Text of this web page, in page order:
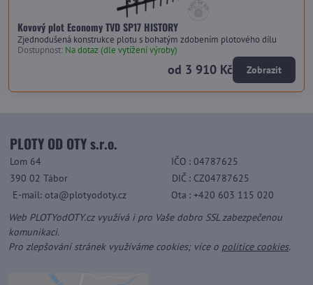
Kovový plot Economy TVD SP17 HISTORY
Zjednodušená konstrukce plotu s bohatým zdobením plotového dílu
Dostupnost: Na dotaz (dle vytížení výroby)
od 3 910 Kč Zobrazit
PLOTY OD OTY s.r.o.
Lom 64 IČO : 04787625
390 02 Tábor
DIČ : CZ04787625
E-mail: ota@plotyodoty.cz
Ota : +420 603 115 020
Web PLOTYodOTY.cz využívá i pro Vaše dobro SSL zabezpečenou
komunikaci.
Pro zlepšování stránek využíváme cookies; více o politice cookies.